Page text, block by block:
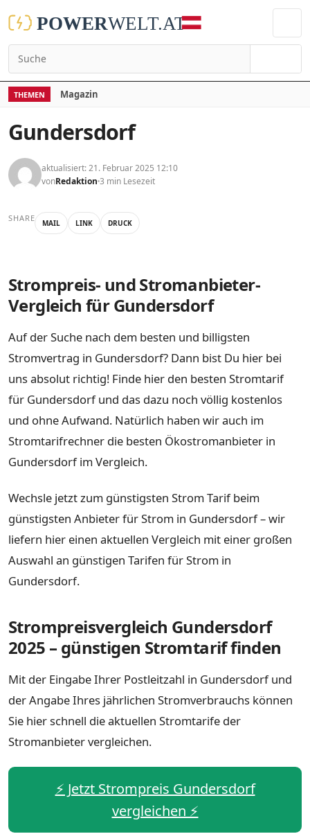
THEMEN Magazin
Gundersdorf
aktualisiert: 21. Februar 2025 12:10
vonRedaktion 3 min Lesezeit
SHARE MAIL LINK DRUCK
Strompreis- und Stromanbieter-
Vergleich für Gundersdorf
Auf der Suche nach dem besten und billigsten
Stromvertrag in Gundersdorf? Dann bist Du hier bei
uns absolut richtig! Finde hier den besten Stromtarif
für Gundersdorf und das dazu noch völlig kostenlos
und ohne Aufwand. Natürlich haben wir auch im
Stromtarifrechner die besten Ökostromanbieter in
Gundersdorf im Vergleich.
Wechsle jetzt zum günstigsten Strom Tarif beim
günstigsten Anbieter für Strom in Gundersdorf – wir
liefern hier einen aktuellen Vergleich mit einer großen
Auswahl an günstigen Tarifen für Strom in
Gundersdorf.
Strompreisvergleich Gundersdorf
2025 – günstigen Stromtarif finden
Mit der Eingabe Ihrer Postleitzahl in Gundersdorf und
der Angabe Ihres jährlichen Stromverbrauchs können
Sie hier schnell die aktuellen Stromtarife der
Stromanbieter vergleichen.
⚡️ Jetzt Strompreis Gundersdorf
vergleichen ⚡️